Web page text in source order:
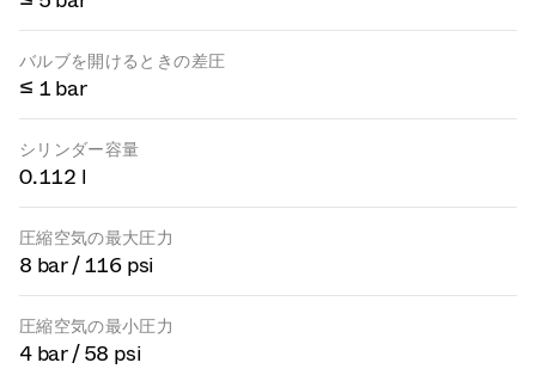
バルブを開けるときの差圧
≤ 1 bar
シリンダー容量
0.112 l
圧縮空気の最大圧力
8 bar / 116 psi
圧縮空気の最小圧力
4 bar / 58 psi